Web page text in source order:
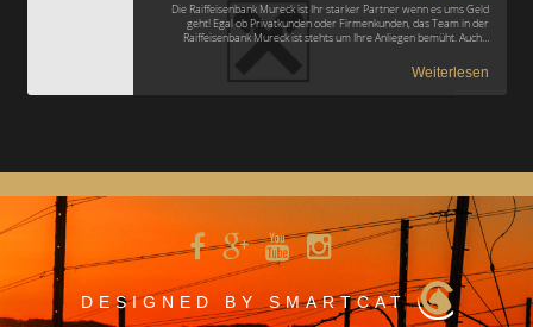
Die Raiffeisenbank Mureck ist Ihr starker Partner wenn es ums Geld
geht! Egal ob Privatkunden oder Firmenkunden, das Team in der
Raiffeisenbank Mureck ist stehts um Ihre Anliegen bemüht. Auch…
Weiterlesen
DESIGNED BY SMARTCAT